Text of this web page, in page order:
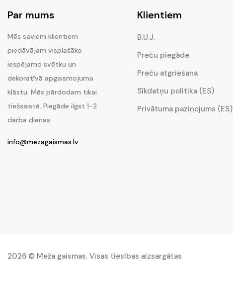
Par mums
Mēs saviem klientiem
piedāvājam visplašāko
iespējamo svētku un
dekoratīvā apgaismojuma
klāstu. Mēs pārdodam tikai
tiešsaistē. Piegāde ilgst 1-2
darba dienas.
info@mezagaismas.lv
Klientiem
B.U.J.
Preču piegāde
Preču atgriešana
Sīkdatņu politika (ES)
Privātuma paziņojums (ES)
2026 © Meža gaismas. Visas tiesības aizsargātas